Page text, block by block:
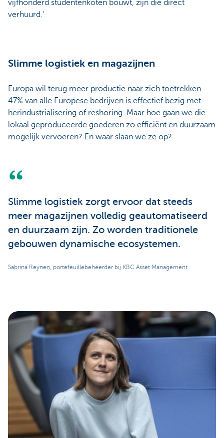
vijfhonderd studentenkoten bouwt, zijn die direct
verhuurd.’
Slimme logistiek en magazijnen
Europa wil terug meer productie naar zich toetrekken.
47% van alle Europese bedrijven is effectief bezig met
herindustrialisering of reshoring. Maar hoe gaan we die
lokaal geproduceerde goederen zo efficiënt en duurzaam
mogelijk vervoeren? En waar slaan we ze op?
Slimme logistiek zorgt ervoor dat steeds
meer magazijnen volledig geautomatiseerd
en duurzaam zijn. Zo worden traditionele
gebouwen dynamische ecosystemen.
Sabrina Reynen, portefeuillebeheerder bij KBC Asset Management